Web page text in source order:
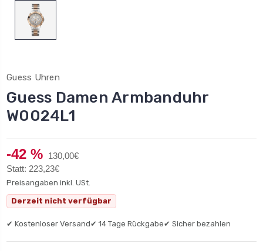
Guess Uhren
Guess Damen Armbanduhr
W0024L1
-42 % 130,00€
Statt: 223,23€
Preisangaben inkl. USt.
Derzeit nicht verfügbar
✔ Kostenloser Versand✔ 14 Tage Rückgabe✔ Sicher bezahlen